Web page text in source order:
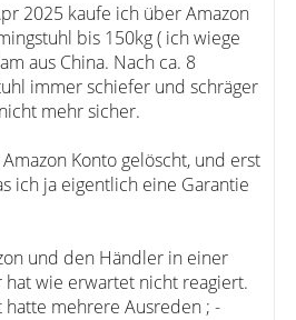
2025 kaufe ich über Amazon
bis 150kg ( ich wiege
aus China. Nach ca. 8
immer schiefer und schräger
mehr sicher.
Konto gelöscht, und erst
ich ja eigentlich eine Garantie
und den Händler in einer
hat wie erwartet nicht reagiert.
mehrere Ausreden ; -